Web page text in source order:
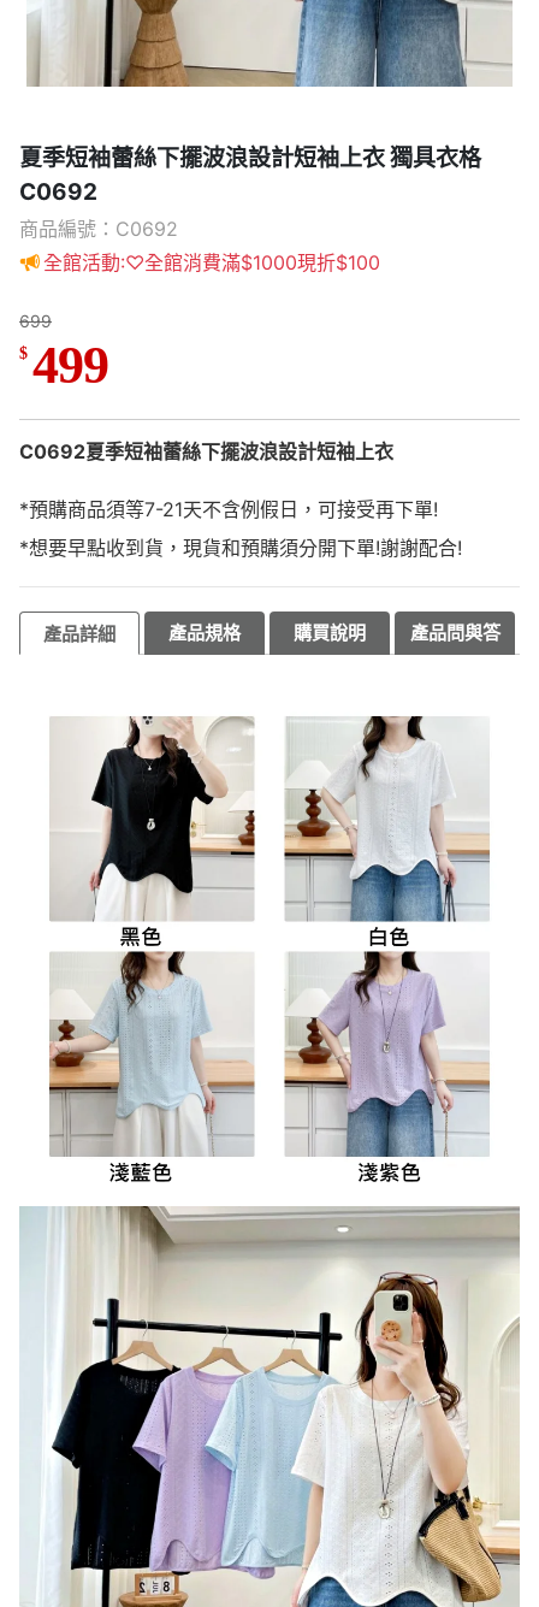
夏季短袖蕾絲下擺波浪設計短袖上衣 獨具衣格
C0692
商品編號：C0692
全館活動:♡全館消費滿$1000現折$100
699
$ 499
C0692夏季短袖蕾絲下擺波浪設計短袖上衣
*預購商品須等7-21天不含例假日，可接受再下單!
*想要早點收到貨，現貨和預購須分開下單!謝謝配合!
產品詳細 產品規格 購買說明 產品問與答